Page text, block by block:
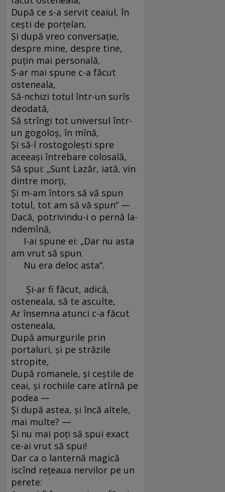
După ce s-a servit ceaiul, în
ceşti de porţelan,
Şi după vreo conversaţie,
despre mine, despre tine,
puţin mai personală,
S-ar mai spune c-a făcut
osteneala,
Să-nchizi totul într-un surîs
deodată,
Să strîngi tot universul într-
un gogoloş, în mînă,
Şi să-l rostogoleşti spre
aceeaşi întrebare colosală,
Să spui: „Sunt Lazăr, iată, vin
dintre morţi,
Şi m-am întors să vă spun
totul, tot am să vă spun“ —
Dacă, potrivindu-i o pernă la-
ndemînă,
I-ai spune ei: „Dar nu asta
am vrut să spun.
Nu era deloc asta“.
Şi-ar fi făcut, adică,
osteneala, să te asculte,
Ar însemna atunci c-a făcut
osteneala,
După amurgurile prin
portaluri, şi pe străzile
stropite,
După romanele, şi ceştile de
ceai, şi rochiile care atîrnă pe
podea —
Şi după astea, şi încă altele,
mai multe? —
Şi nu mai poţi să spui exact
ce-ai vrut să spui!
Dar ca o lanternă magică
iscînd reţeaua nervilor pe un
perete: